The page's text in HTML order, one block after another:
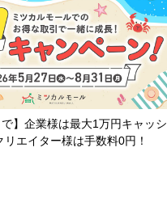
で】企業様は最大1万円キャッシ
リエイター様は手数料0円！